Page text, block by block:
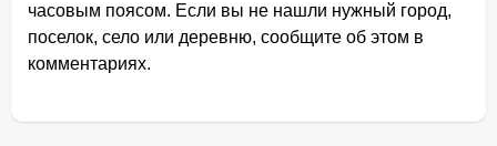
часовым поясом. Если вы не нашли нужный город,
поселок, село или деревню, сообщите об этом в
комментариях.